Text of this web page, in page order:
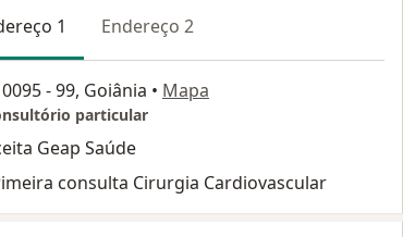
1 Endereço 2
0095 - 99, Goiânia • Mapa
particular
Geap Saúde
consulta Cirurgia Cardiovascular